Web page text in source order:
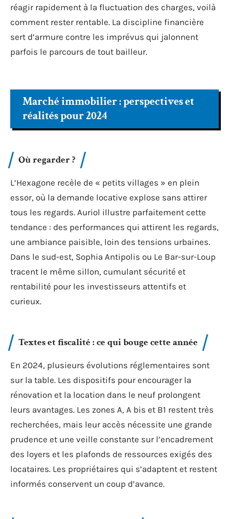
réagir rapidement à la fluctuation des charges, voilà
comment rester rentable. La discipline financière
sert d’armure contre les imprévus qui jalonnent
parfois le parcours de tout bailleur.
Marché immobilier : perspectives et
réalités pour 2024
Où regarder ?
L’Hexagone recèle de « petits villages » en plein
essor, où la demande locative explose sans attirer
tous les regards. Auriol illustre parfaitement cette
tendance : des performances qui attirent les regards,
une ambiance paisible, loin des tensions urbaines.
Dans le sud-est, Sophia Antipolis ou Le Bar-sur-Loup
tracent le même sillon, cumulant sécurité et
rentabilité pour les investisseurs attentifs et
curieux.
Textes et fiscalité : ce qui bouge cette année
En 2024, plusieurs évolutions réglementaires sont
sur la table. Les dispositifs pour encourager la
rénovation et la location dans le neuf prolongent
leurs avantages. Les zones A, A bis et B1 restent très
recherchées, mais leur accès nécessite une grande
prudence et une veille constante sur l’encadrement
des loyers et les plafonds de ressources exigés des
locataires. Les propriétaires qui s’adaptent et restent
informés conservent un coup d’avance.